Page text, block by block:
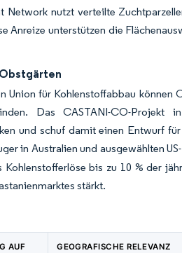
nutzt verteilte
Anreize unterstützen die
Union für Kohlenstoffabbau
Das CASTANI-CO-Projekt
und schuf damit einen Entwurf
in Australien und ausgewählten
bis zu 10 % der
stärkt.
AUF
GEOGRAFISCHE RELEVANZ